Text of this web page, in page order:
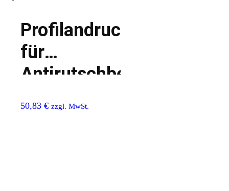
Profilandruckroller
für
Antirutschbelag
50,83 € zzgl. MwSt.